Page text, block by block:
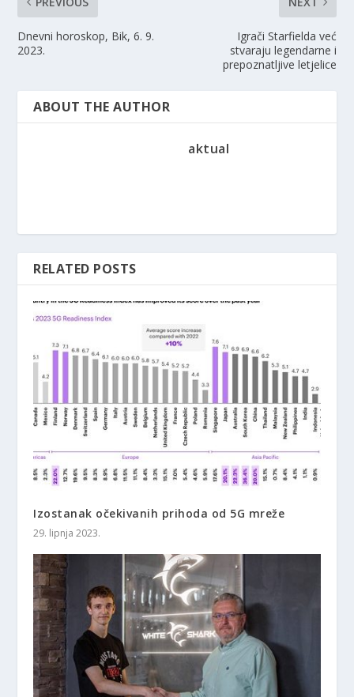
Dnevni horoskop, Bik, 6. 9.
2023.
Igrači Starfielda već
stvaraju legendarne i
prepoznatljive letjelice
ABOUT THE AUTHOR
aktual
RELATED POSTS
Izostanak očekivanih prihoda od 5G mreže
29. lipnja 2023.